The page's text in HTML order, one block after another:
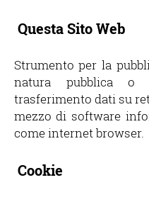
Questa Sito Web
Strumento per la
natura pubblica
trasferimento dati su
mezzo di software
come internet browser.
Cookie